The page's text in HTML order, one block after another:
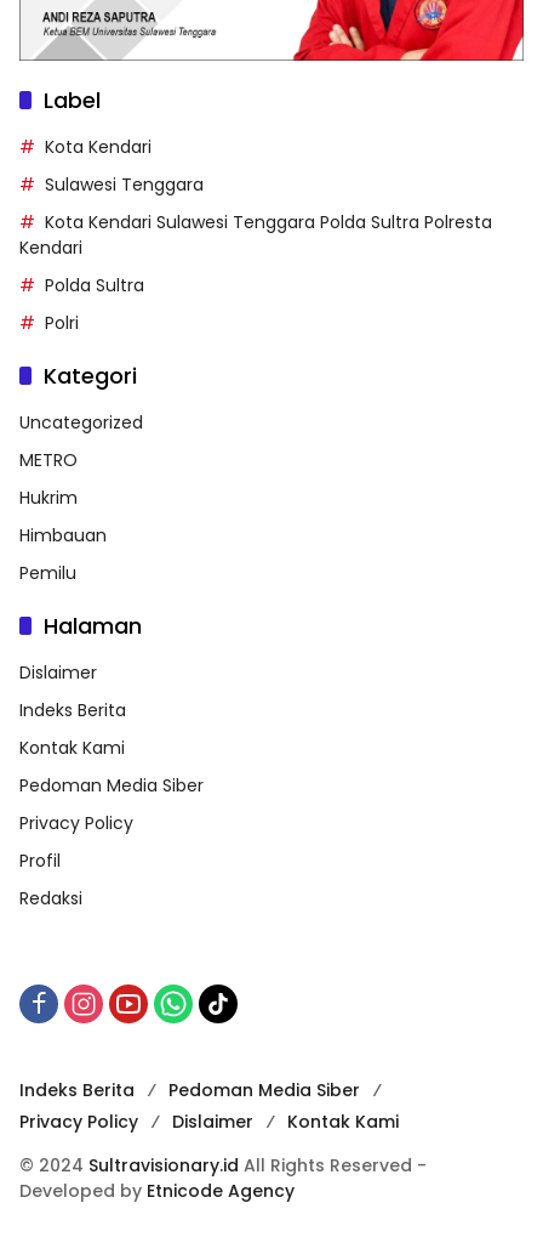
Label
Kota Kendari
Sulawesi Tenggara
Kota Kendari Sulawesi Tenggara Polda Sultra Polresta
Kendari
Polda Sultra
Polri
Kategori
Uncategorized
METRO
Hukrim
Himbauan
Pemilu
Halaman
Dislaimer
Indeks Berita
Kontak Kami
Pedoman Media Siber
Privacy Policy
Profil
Redaksi
Indeks Berita
Pedoman Media Siber
Privacy Policy
Dislaimer
Kontak Kami
© 2024 Sultravisionary.id All Rights Reserved -
Developed by Etnicode Agency